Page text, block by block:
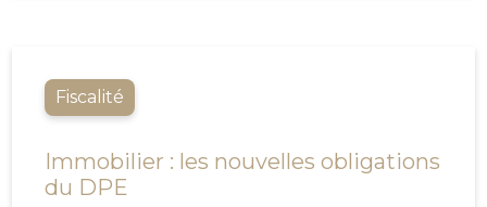
Fiscalité
Immobilier : les nouvelles obligations
du DPE